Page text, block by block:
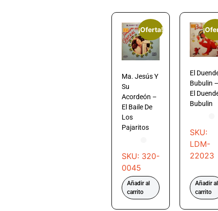
¡Oferta!
Ma. Jesús Y
Su
Acordeón –
El Baile De
Los
Pajaritos
SKU: 320-
0045
Añadir al
carrito
El
Bubulin –
El
Bubulin
SKU:
LDM-
22023
Añadir al
carrito